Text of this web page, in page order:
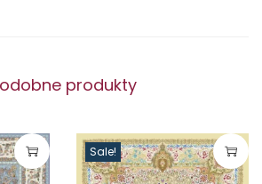
produkty
Sale!